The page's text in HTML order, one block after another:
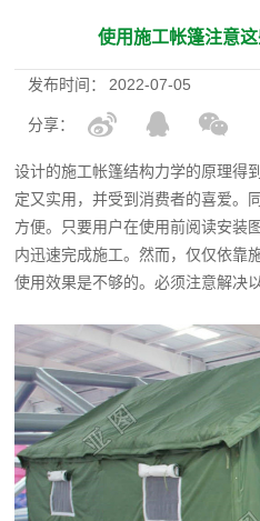
使用施工帐篷注意
发布时间： 2022-07-05
分享：
设计的施工帐篷结构力学的原理得
定又实用，并受到消费者的喜爱。
方便。只要用户在使用前阅读安装
内迅速完成施工。然而，仅仅依靠
使用效果是不够的。必须注意解决